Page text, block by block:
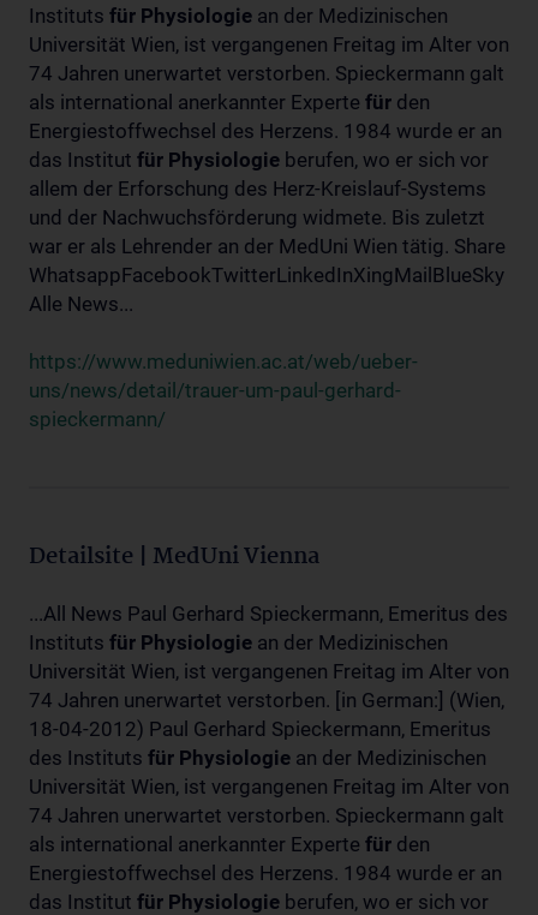
Instituts für Physiologie an der Medizinischen
Universität Wien, ist vergangenen Freitag im Alter von
74 Jahren unerwartet verstorben. Spieckermann galt
als international anerkannter Experte für den
Energiestoffwechsel des Herzens. 1984 wurde er an
das Institut für Physiologie berufen, wo er sich vor
allem der Erforschung des Herz-Kreislauf-Systems
und der Nachwuchsförderung widmete. Bis zuletzt
war er als Lehrender an der MedUni Wien tätig. Share
WhatsappFacebookTwitterLinkedInXingMailBlueSky
Alle News...
https://www.meduniwien.ac.at/web/ueber-
uns/news/detail/trauer-um-paul-gerhard-
spieckermann/
Detailsite | MedUni Vienna
...All News Paul Gerhard Spieckermann, Emeritus des
Instituts für Physiologie an der Medizinischen
Universität Wien, ist vergangenen Freitag im Alter von
74 Jahren unerwartet verstorben. [in German:] (Wien,
18-04-2012) Paul Gerhard Spieckermann, Emeritus
des Instituts für Physiologie an der Medizinischen
Universität Wien, ist vergangenen Freitag im Alter von
74 Jahren unerwartet verstorben. Spieckermann galt
als international anerkannter Experte für den
Energiestoffwechsel des Herzens. 1984 wurde er an
das Institut für Physiologie berufen, wo er sich vor